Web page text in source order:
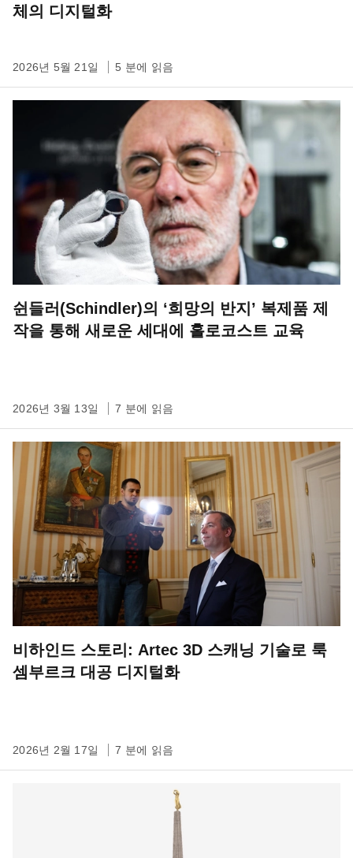
체의 디지털화
2026년 5월 21일 5 분에 읽음
쉰들러(Schindler)의 ‘희망의 반지’ 복제품 제
작을 통해 새로운 세대에 홀로코스트 교육
2026년 3월 13일 7 분에 읽음
비하인드 스토리: Artec 3D 스캐닝 기술로 룩
셈부르크 대공 디지털화
2026년 2월 17일 7 분에 읽음